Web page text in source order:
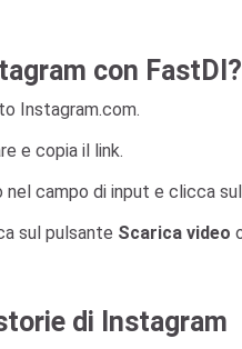
con FastDl?
Instagram.com.
e copia il link.
campo di input e clicca
sul pulsante Scarica video
di Instagram